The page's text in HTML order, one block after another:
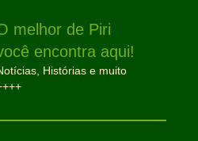
melhor de Piri
encontra aqui!
Histórias e muito